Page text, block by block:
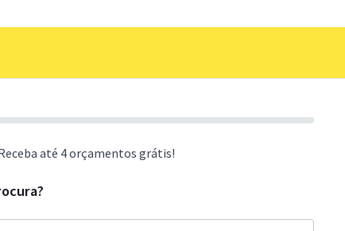
até 4 orçamentos grátis!